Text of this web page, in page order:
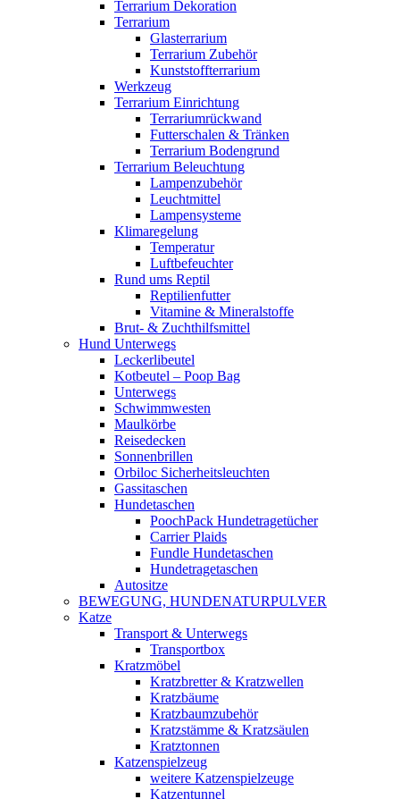
Terrarium Dekoration
Terrarium
Glasterrarium
Terrarium Zubehör
Kunststoffterrarium
Werkzeug
Terrarium Einrichtung
Terrariumrückwand
Futterschalen & Tränken
Terrarium Bodengrund
Terrarium Beleuchtung
Lampenzubehör
Leuchtmittel
Lampensysteme
Klimaregelung
Temperatur
Luftbefeuchter
Rund ums Reptil
Reptilienfutter
Vitamine & Mineralstoffe
Brut- & Zuchthilfsmittel
Hund Unterwegs
Leckerlibeutel
Kotbeutel – Poop Bag
Unterwegs
Schwimmwesten
Maulkörbe
Reisedecken
Sonnenbrillen
Orbiloc Sicherheitsleuchten
Gassitaschen
Hundetaschen
PoochPack Hundetragetücher
Carrier Plaids
Fundle Hundetaschen
Hundetragetaschen
Autositze
BEWEGUNG, HUNDENATURPULVER
Katze
Transport & Unterwegs
Transportbox
Kratzmöbel
Kratzbretter & Kratzwellen
Kratzbäume
Kratzbaumzubehör
Kratzstämme & Kratzsäulen
Kratztonnen
Katzenspielzeug
weitere Katzenspielzeuge
Katzentunnel